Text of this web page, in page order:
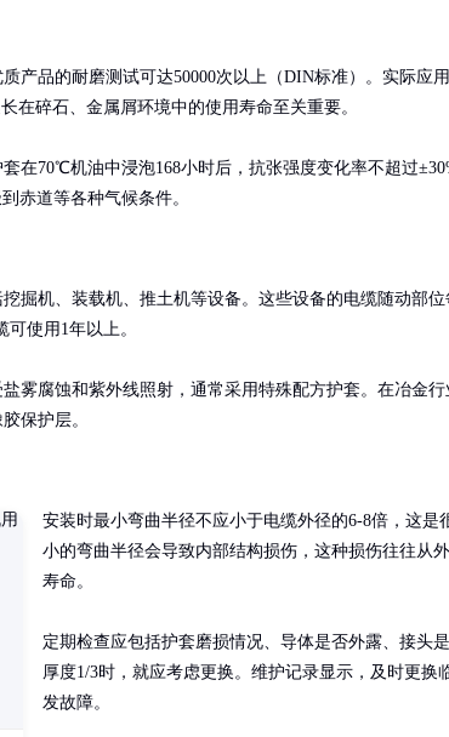
产品的耐磨测试可达50000次以上（DIN标准）。实际应
在碎石、金属屑环境中的使用寿命至关重要。
在70℃机油中浸泡168小时后，抗张强度变化率不超过
赤道等各种气候条件。
掘机、装载机、推土机等设备。这些设备的电缆随动部
使用1年以上。
雾腐蚀和紫外线照射，通常采用特殊配方护套。在冶金
保护层。
安装时最小弯曲半径不应小于电缆外径的6-8倍，这是
小的弯曲半径会导致内部结构损伤，这种损伤往往从
寿命。
定期检查应包括护套磨损情况、导体是否外露、接头
厚度1/3时，就应考虑更换。维护记录显示，及时更换
发故障。